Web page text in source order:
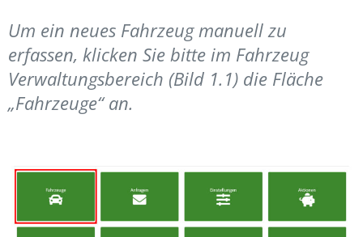
Um ein neues Fahrzeug manuell zu
erfassen, klicken Sie bitte im Fahrzeug
Verwaltungsbereich (Bild 1.1) die Fläche
„Fahrzeuge“ an.